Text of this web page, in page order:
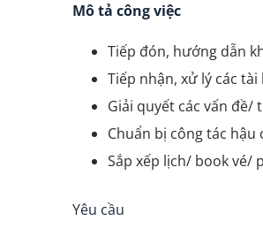
Mô tả công việc
Tiếp đón, hướng dẫn
Tiếp nhận, xử lý các
Giải quyết các vấn đề/
Chuẩn bị công tác hậu
Sắp xếp lịch/ book vé/
Yêu cầu